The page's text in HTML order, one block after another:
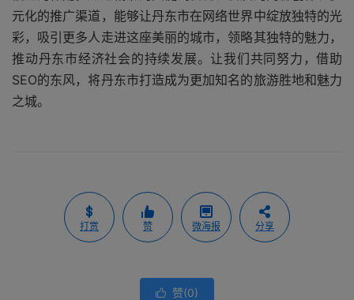
元化的推广渠道，能够让丹东市在网络世界中绽放独特的光
彩，吸引更多人走进这座美丽的城市，领略其独特的魅力，
推动丹东市经济社会的持续发展。让我们共同努力，借助
SEO的东风，将丹东市打造成为更加知名的旅游胜地和魅力
之城。
打赏 赞 微海报 分享
 赞(0)